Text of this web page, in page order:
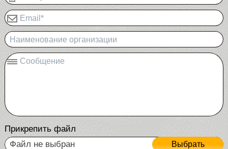
Email*
Наименование организации
Сообщение
Прикрепить файл
Выбрать
Файл не выбран